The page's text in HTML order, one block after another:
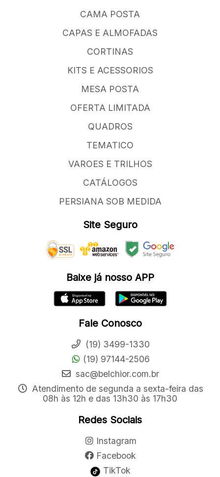
CAMA POSTA
CAPAS E ALMOFADAS
CORTINAS
KITS E ACESSORIOS
MESA POSTA
OFERTA LIMITADA
QUADROS
TEMATICO
VAROES E TRILHOS
CATÁLOGOS
PERSIANA SOB MEDIDA
Site Seguro
Baixe já nosso APP
Fale Conosco
(19) 3499-1330
(19) 97144-2506
sac@belchior.com.br
Atendimento de segunda a sexta-feira das
08h às 12h e das 13h30 às 17h30
Redes Sociais
Instagram
Facebook
TikTok